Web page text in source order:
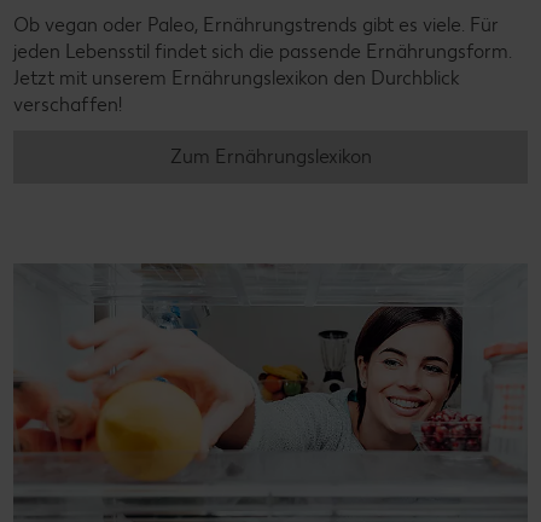
Ob vegan oder Paleo, Ernährungstrends gibt es viele. Für
jeden Lebensstil findet sich die passende Ernährungsform.
Jetzt mit unserem Ernährungslexikon den Durchblick
verschaffen!
Zum Ernährungslexikon